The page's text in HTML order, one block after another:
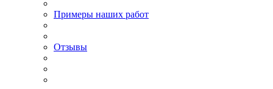
Примеры наших работ
Отзывы